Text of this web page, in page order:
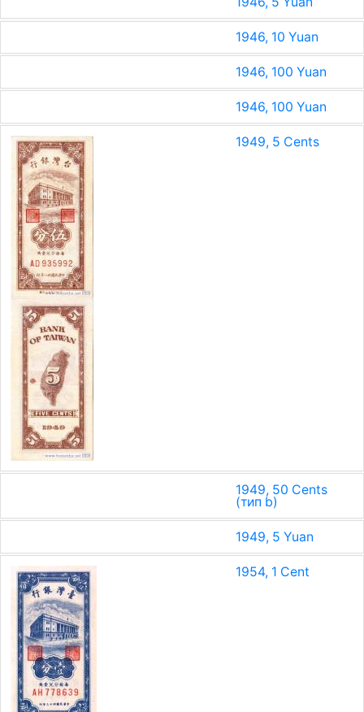
1946, 10 Yuan
1946, 100 Yuan
1946, 100 Yuan
1949, 5 Cents
1949, 50 Cents
(тип b)
1949, 5 Yuan
1954, 1 Cent